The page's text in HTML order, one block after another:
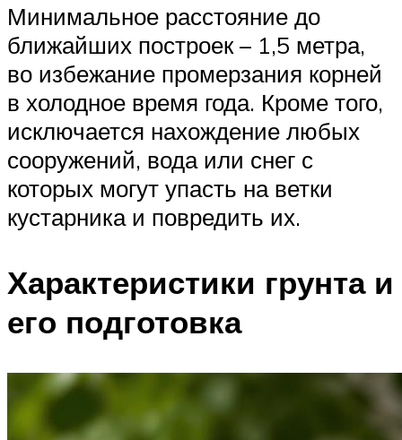
Минимальное расстояние до
ближайших построек – 1,5 метра,
во избежание промерзания корней
в холодное время года. Кроме того,
исключается нахождение любых
сооружений, вода или снег с
которых могут упасть на ветки
кустарника и повредить их.
Характеристики грунта и
его подготовка